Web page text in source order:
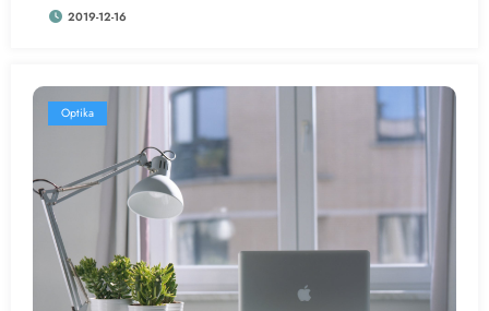
2019-12-16
Optika